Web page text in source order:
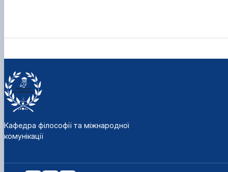
Кафедра філософії та міжнародної
комунікації